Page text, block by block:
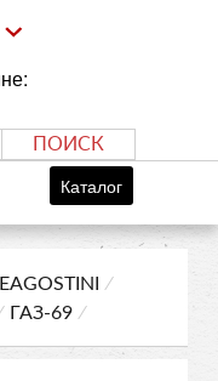
ПОИСК
Каталог
⁄
⁄ ГАЗ-69 ⁄